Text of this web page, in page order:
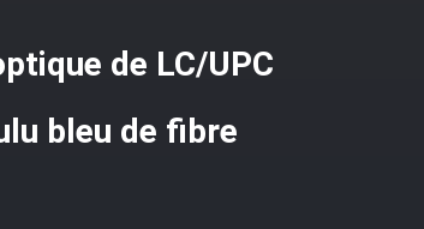
de LC/UPC
bleu de fibre